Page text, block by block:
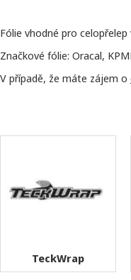
Fólie vhodné pro
Značkové fólie: Oracal,
V případě, že máte zájem o
TeckWrap